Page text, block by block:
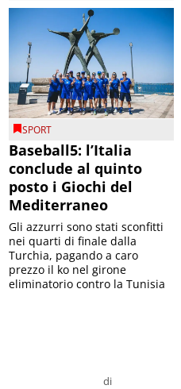
SPORT
Baseball5: l’Italia
conclude al quinto
posto i Giochi del
Mediterraneo
di
Gli azzurri sono stati sconfitti
nei quarti di finale dalla
Turchia, pagando a caro
prezzo il ko nel girone
eliminatorio contro la Tunisia